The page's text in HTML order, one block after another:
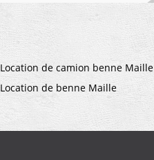
Location de camion benne Maille
Location de benne Maille